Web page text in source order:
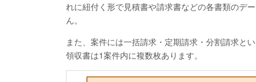
れに紐付く形で見積書や請求書などの各書類のデ
ん。
また、案件には一括請求・定期請求・分割請求と
領収書は1案件内に複数枚あります。